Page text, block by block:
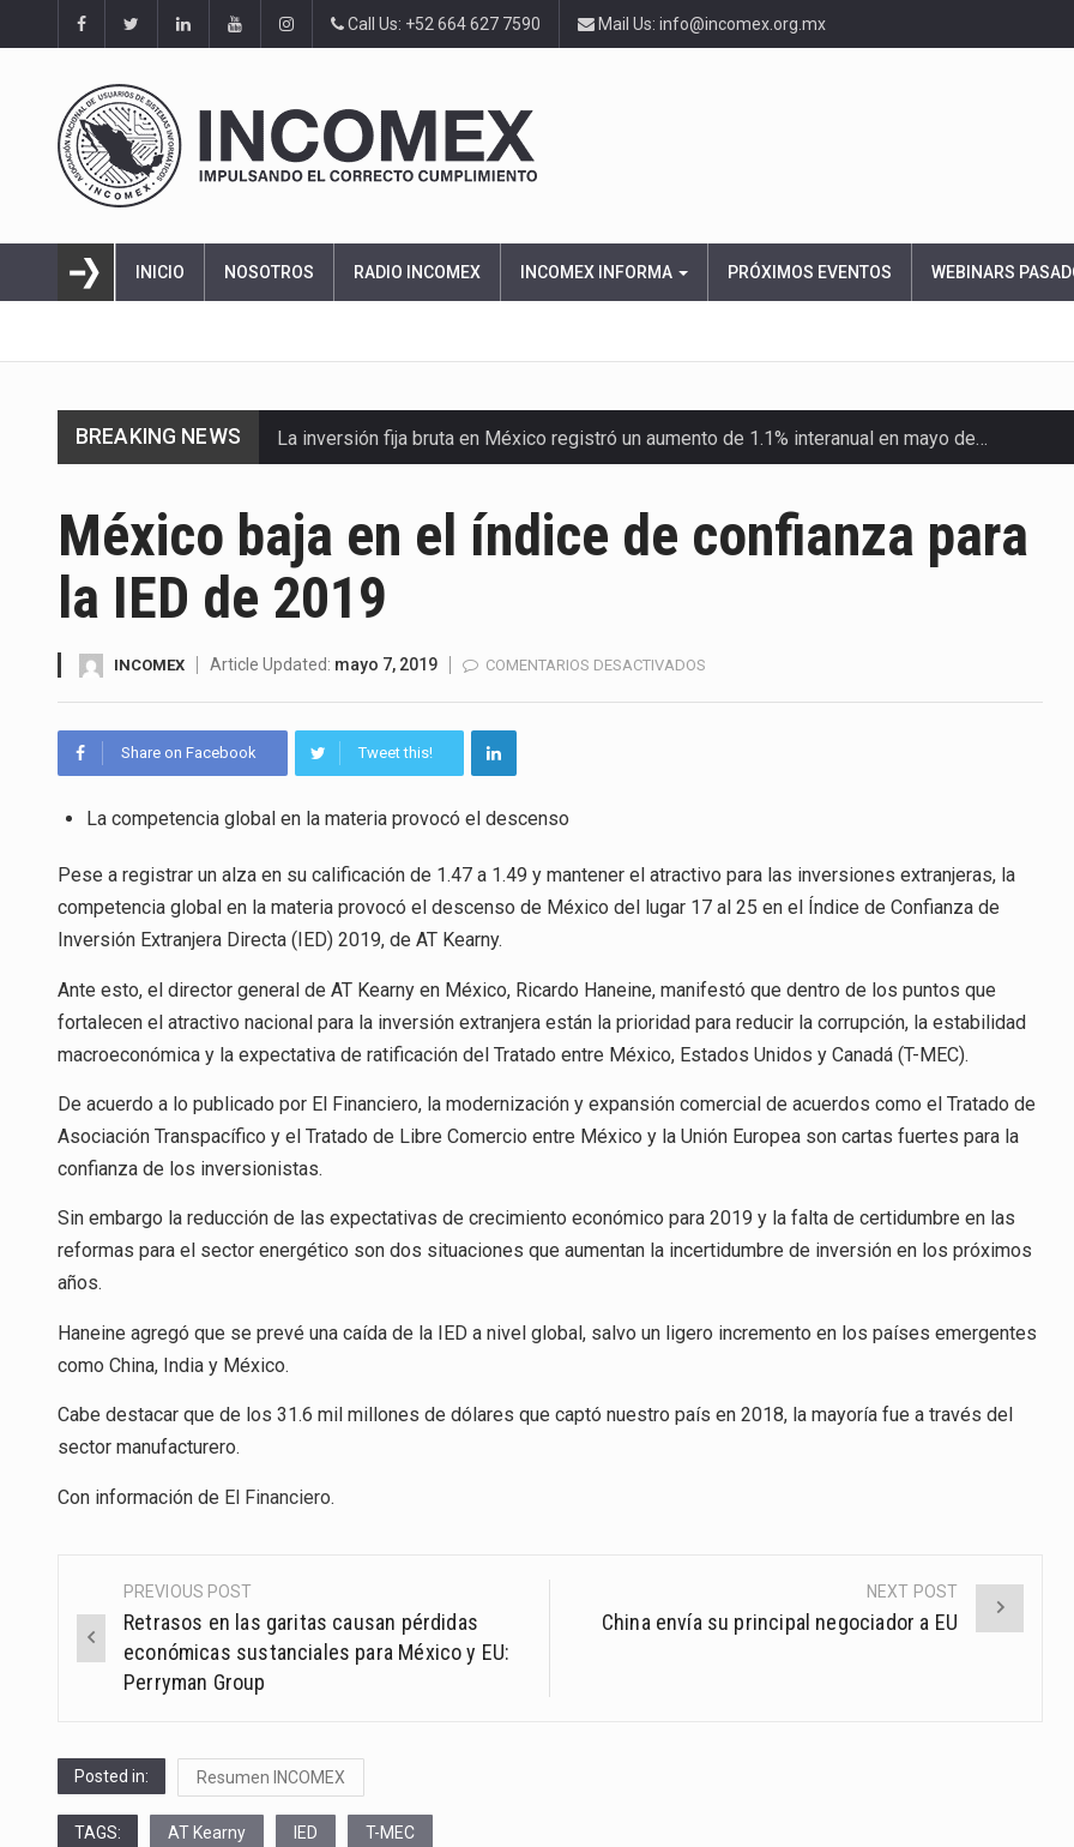
Call Us: +52 664 627 7590 Mail Us: info@incomex.org.mx
INICIO NOSOTROS RADIO INCOMEX INCOMEX INFORMA PRÓXIMOS EVENTOS WEBINARS
BREAKING NEWS La inversión fija bruta en México registró un aumento de 1.1% interanual en mayo de…
El Departamento de Agricultura de Estados Unidos (USDA) suspendió el 5 de agosto de 2026…
El derecho a la previsibilidad de los horarios de trabajo en turnos rotativos podría ser…
La industria manufacturera de exportación afiliada a Index en Nuevo León ha alcanzado hasta
El superávit comercial de México con Estados Unidos alcanzó 102,581 millones de dólares
El Tribunal Federal de Justicia Administrativa (TFJA), a través de su Segunda Sala Regional en…
El Gobierno de Estados Unidos ha procesado la devolución de aproximadamente 100,000
La industria automotriz mexicana concentra más de la mitad de las quejas bajo el Mecanismo…
México baja en el índice de confianza para
la IED de 2019
INCOMEX Article Updated: mayo 7, 2019 COMENTARIOS DESACTIVADOS
IED
Share on Facebook Tweet this!
La competencia global en la materia provocó el descenso
Pese a registrar un alza en su calificación de 1.47 a 1.49 y mantener el atractivo para las inversiones extranjeras, la
competencia global en la materia provocó el descenso de México del lugar 17 al 25 en el Índice de Confianza de
Inversión Extranjera Directa (IED) 2019, de AT Kearny.
Ante esto, el director general de AT Kearny en México, Ricardo Haneine, manifestó que dentro de los puntos que
fortalecen el atractivo nacional para la inversión extranjera están la prioridad para reducir la corrupción, la estabilidad
macroeconómica y la expectativa de ratificación del Tratado entre México, Estados Unidos y Canadá (T-MEC).
De acuerdo a lo publicado por El Financiero, la modernización y expansión comercial de acuerdos como el Tratado de
Asociación Transpacífico y el Tratado de Libre Comercio entre México y la Unión Europea son cartas fuertes para la
confianza de los inversionistas.
Sin embargo la reducción de las expectativas de crecimiento económico para 2019 y la falta de certidumbre en las
reformas para el sector energético son dos situaciones que aumentan la incertidumbre de inversión en los próximos
años.
Haneine agregó que se prevé una caída de la IED a nivel global, salvo un ligero incremento en los países emergentes
como China, India y México.
Cabe destacar que de los 31.6 mil millones de dólares que captó nuestro país en 2018, la mayoría fue a través del
sector manufacturero.
Con información de El Financiero.
Post
navigation
PREVIOUS POST
Retrasos en las garitas causan pérdidas
económicas sustanciales para México y EU:
Perryman Group
NEXT POST
China envía su principal negociador a EU
Posted in: Resumen INCOMEX
TAGS: AT Kearny IED T-MEC